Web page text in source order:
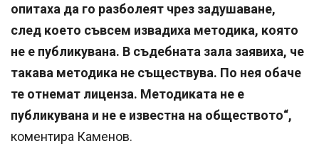
опитаха да го разболеят чрез задушаване,
след което съвсем извадиха методика, която
не е публикувана. В съдебната зала заявиха, че
такава методика не съществува. По нея обаче
те отнемат лиценза. Методиката не е
публикувана и не е известна на обществото“,
коментира Каменов.